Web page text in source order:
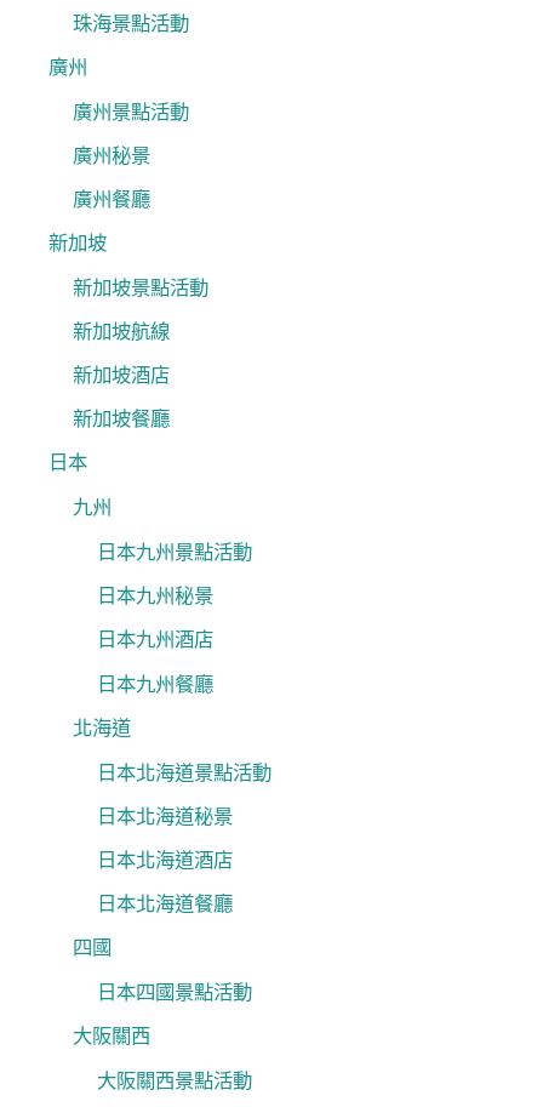
珠海景點活動
廣州
廣州景點活動
廣州秘景
廣州餐廳
新加坡
新加坡景點活動
新加坡航線
新加坡酒店
新加坡餐廳
日本
九州
日本九州景點活動
日本九州秘景
日本九州酒店
日本九州餐廳
北海道
日本北海道景點活動
日本北海道秘景
日本北海道酒店
日本北海道餐廳
四國
日本四國景點活動
大阪關西
大阪關西景點活動